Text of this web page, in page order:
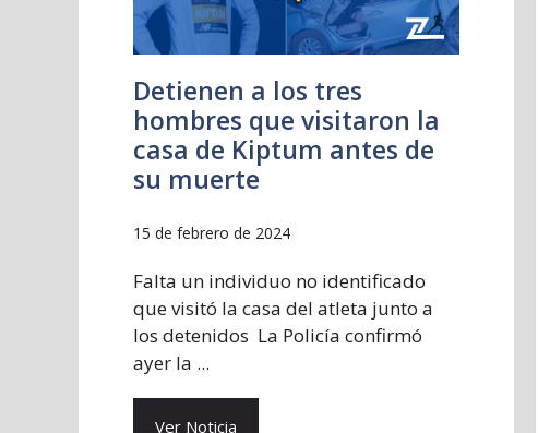
Detienen a los tres
hombres que visitaron la
casa de Kiptum antes de
su muerte
15 de febrero de 2024
Falta un individuo no identificado
que visitó la casa del atleta junto a
los detenidos La Policía confirmó
ayer la ...
Ver Noticia